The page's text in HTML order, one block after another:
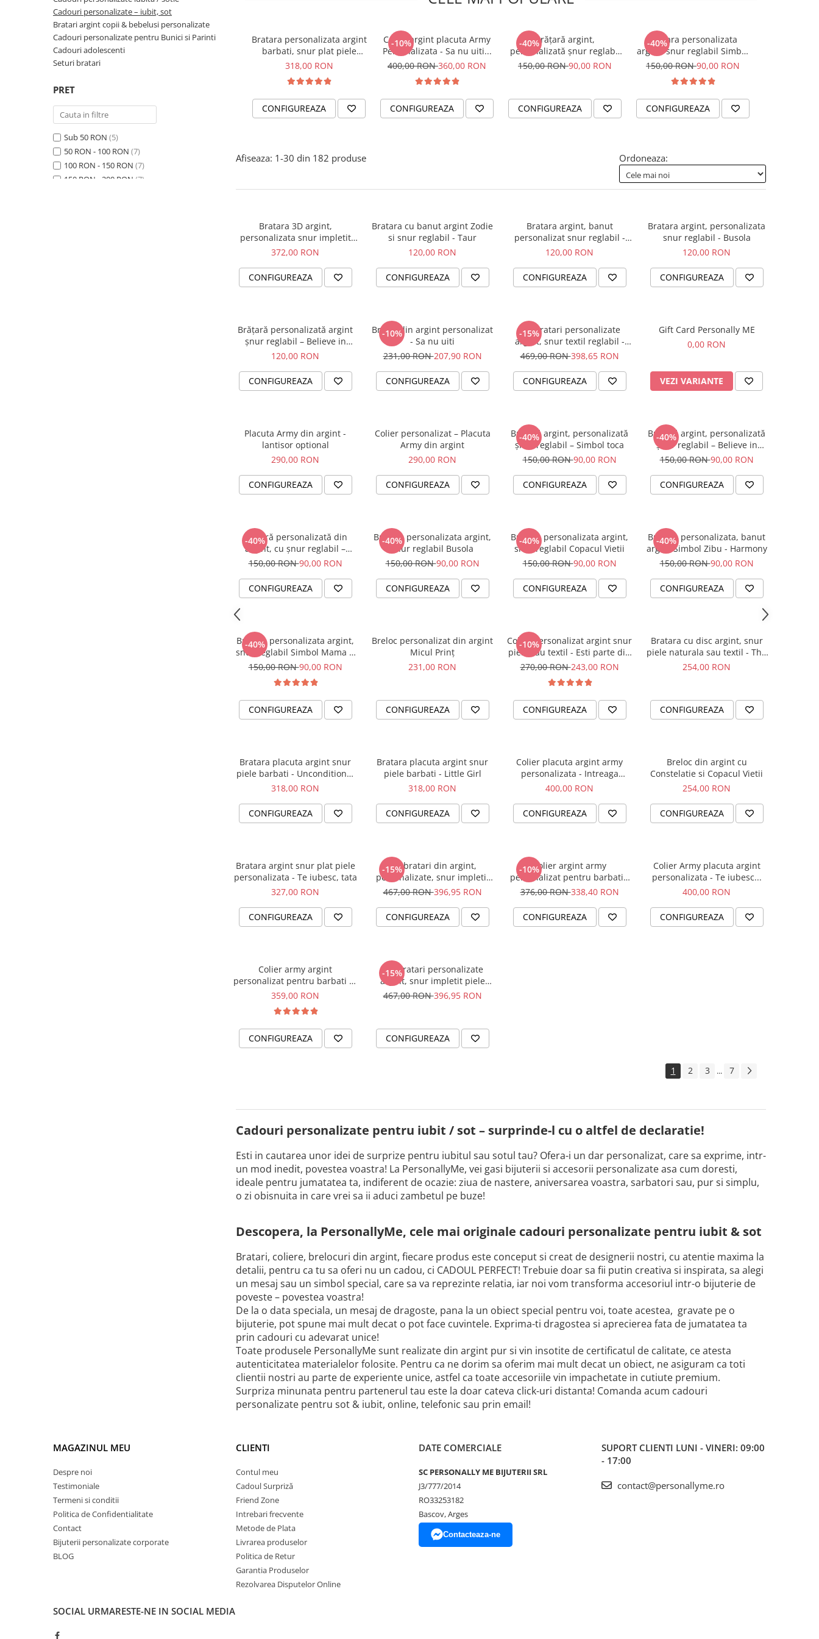
Cadouri personalizate – iubit, sot
Bratari argint copii & bebelusi personalizate
Cadouri personalizate pentru Bunici si Parinti
Cadouri adolescenti
Seturi bratari
PRET
Sub 50 RON (5)
50 RON - 100 RON (7)
100 RON - 150 RON (7)
150 RON - 200 RON (7)
Bratara personalizata argint
barbati, snur plat piele
naturala - Sa nu uiti...
318,00 RON
CONFIGUREAZA
-10%
Colier argint placuta Army
Personalizata - Sa nu uiti...
400,00 RON360,00 RON
CONFIGUREAZA
-40%Brățară argint,
personalizată șnur reglabil
– Believe in Yourself
150,00 RON90,00 RON
CONFIGUREAZA
-40%
Bratara personalizata
argint, snur reglabil Simbol
Mama & Bebe
150,00 RON90,00 RON
CONFIGUREAZA
Afiseaza: 1-30 din 182 produse Ordoneaza:
Bratara 3D argint,
personalizata snur impletit
piele naturala - Sa nu uiti...
372,00 RON
CONFIGUREAZA
Bratara cu banut argint Zodie
si snur reglabil - Taur
120,00 RON
CONFIGUREAZA
Bratara argint, banut
personalizat snur reglabil -
Simbol Unconditional Love
120,00 RON
CONFIGUREAZA
Bratara argint, personalizata
snur reglabil - Busola
120,00 RON
CONFIGUREAZA
Brățară personalizată argint
șnur reglabil – Believe in
Yourself
120,00 RON
CONFIGUREAZA
-10%
Breloc din argint personalizat
- Sa nu uiti
231,00 RON207,90 RON
CONFIGUREAZA
-15%
Set bratari personalizate
argint, snur textil reglabil -
Family
469,00 RON398,65 RON
CONFIGUREAZA
Gift Card Personally ME
0,00 RON
VEZI VARIANTE
Placuta Army din argint -
lantisor optional
290,00 RON
CONFIGUREAZA
Colier personalizat – Placuta
Army din argint
290,00 RON
CONFIGUREAZA
-40%
Brățară argint, personalizată
șnur reglabil – Simbol toca
150,00 RON90,00 RON
CONFIGUREAZA
-40%
Brățară argint, personalizată
șnur reglabil – Believe in
Yourself
150,00 RON90,00 RON
CONFIGUREAZA
-40%
Brățară personalizată din
argint, cu șnur reglabil –
simbol Soare
150,00 RON90,00 RON
CONFIGUREAZA
-40%
Bratara personalizata argint,
snur reglabil Busola
150,00 RON90,00 RON
CONFIGUREAZA
-40%
Bratara personalizata argint,
snur reglabil Copacul Vietii
150,00 RON90,00 RON
CONFIGUREAZA
-40%
Bratara personalizata, banut
argint Simbol Zibu - Harmony
150,00 RON90,00 RON
CONFIGUREAZA
-40%
Bratara personalizata argint,
snur reglabil Simbol Mama &
Bebe
150,00 RON90,00 RON
CONFIGUREAZA
Breloc personalizat din argint
Micul Prinț
231,00 RON
CONFIGUREAZA
-10%
Colier personalizat argint snur
piele sau textil - Esti parte din
noi...
270,00 RON243,00 RON
CONFIGUREAZA
Bratara cu disc argint, snur
piele naturala sau textil - The
Circle of Love
254,00 RON
CONFIGUREAZA
Bratara placuta argint snur
piele barbati - Unconditional
Love
318,00 RON
CONFIGUREAZA
Bratara placuta argint snur
piele barbati - Little Girl
318,00 RON
CONFIGUREAZA
Colier placuta argint army
personalizata - Intreaga
lume...
400,00 RON
CONFIGUREAZA
Breloc din argint cu
Constelatie si Copacul Vietii
254,00 RON
CONFIGUREAZA
Bratara argint snur plat piele
personalizata - Te iubesc, tata
327,00 RON
CONFIGUREAZA
-15%
Set bratari din argint,
personalizate, snur impletit
piele - Family
467,00 RON396,95 RON
CONFIGUREAZA
-10%Colier argint army
personalizat pentru barbati -
Busola iubirii
376,00 RON338,40 RON
CONFIGUREAZA
Colier Army placuta argint
personalizata - Te iubesc...
400,00 RON
CONFIGUREAZA
Colier army argint
personalizat pentru barbati - I
am
359,00 RON
CONFIGUREAZA
-15%
Set bratari personalizate
argint, snur impletit piele
naturala - Cadou Nunta
467,00 RON396,95 RON
CONFIGUREAZA
1 2 3 ... 7
Cadouri personalizate pentru iubit / sot – surprinde-l cu o altfel de declaratie!
Esti in cautarea unor idei de surprize pentru iubitul sau sotul tau? Ofera-i un dar personalizat, care sa exprime, intr-
un mod inedit, povestea voastra! La PersonallyMe, vei gasi bijuterii si accesorii personalizate asa cum doresti,
ideale pentru jumatatea ta, indiferent de ocazie: ziua de nastere, aniversarea voastra, sarbatori sau, pur si simplu,
o zi obisnuita in care vrei sa ii aduci zambetul pe buze!
Descopera, la PersonallyMe, cele mai originale cadouri personalizate pentru iubit & sot
Bratari, coliere, brelocuri din argint, fiecare produs este conceput si creat de designerii nostri, cu atentie maxima la
detalii, pentru ca tu sa oferi nu un cadou, ci CADOUL PERFECT! Trebuie doar sa fii putin creativa si inspirata, sa alegi
un mesaj sau un simbol special, care sa va reprezinte relatia, iar noi vom transforma accesoriul intr-o bijuterie de
poveste – povestea voastra!
De la o data speciala, un mesaj de dragoste, pana la un obiect special pentru voi, toate acestea, gravate pe o
bijuterie, pot spune mai mult decat o pot face cuvintele. Exprima-ti dragostea si aprecierea fata de jumatatea ta
prin cadouri cu adevarat unice!
Toate produsele PersonallyMe sunt realizate din argint pur si vin insotite de certificatul de calitate, ce atesta
autenticitatea materialelor folosite. Pentru ca ne dorim sa oferim mai mult decat un obiect, ne asiguram ca toti
clientii nostri au parte de experiente unice, astfel ca toate accesoriile vin impachetate in cutiute premium.
Surpriza minunata pentru partenerul tau este la doar cateva click-uri distanta! Comanda acum cadouri
personalizate pentru sot & iubit, online, telefonic sau prin email!
MAGAZINUL MEU
Despre noi
Testimoniale
Termeni si conditii
Politica de Confidentialitate
Contact
Bijuterii personalizate corporate
BLOG
CLIENTI
Contul meu
Cadoul Surpriză
Friend Zone
Intrebari frecvente
Metode de Plata
Livrarea produselor
Politica de Retur
Garantia Produselor
Rezolvarea Disputelor Online
DATE COMERCIALE
SC PERSONALLY ME BIJUTERII SRL
J3/777/2014
RO33253182
Bascov, Arges
Contacteaza-ne
SUPORT CLIENTI LUNI - VINERI: 09:00
- 17:00
contact@personallyme.ro
SOCIAL URMARESTE-NE IN SOCIAL MEDIA